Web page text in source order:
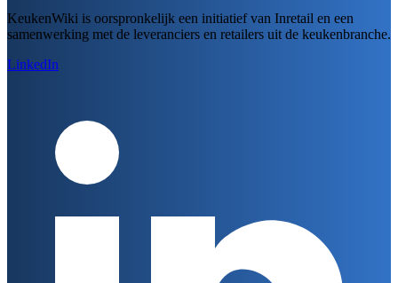
KeukenWiki is oorspronkelijk een initiatief van Inretail en een
samenwerking met de leveranciers en retailers uit de keukenbranche.
LinkedIn